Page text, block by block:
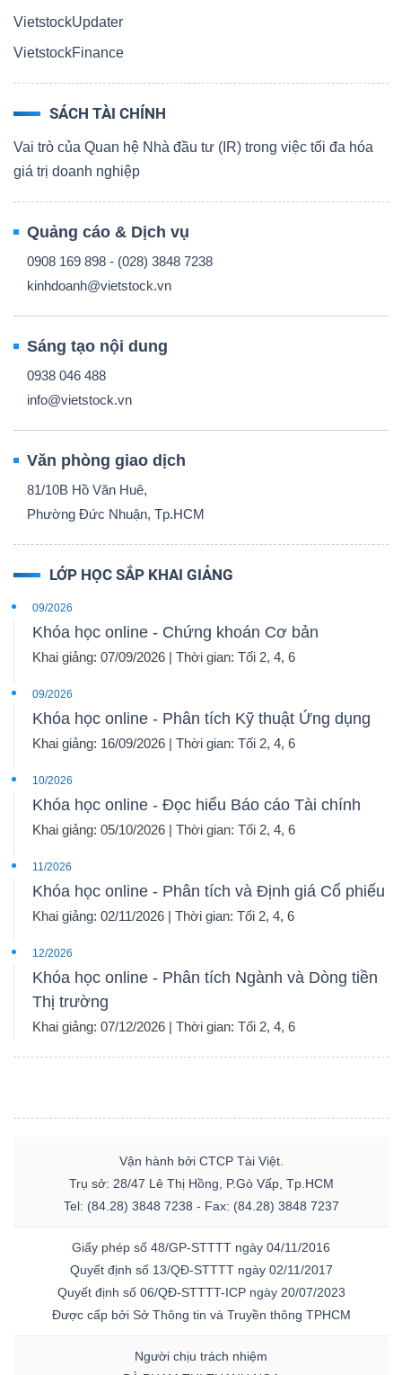
VietstockUpdater
VietstockFinance
SÁCH TÀI CHÍNH
Vai trò của Quan hệ Nhà đầu tư (IR) trong việc tối đa hóa
giá trị doanh nghiệp
Quảng cáo & Dịch vụ
0908 169 898 - (028) 3848 7238
kinhdoanh@vietstock.vn
Sáng tạo nội dung
0938 046 488
info@vietstock.vn
Văn phòng giao dịch
81/10B Hồ Văn Huê,
Phường Đức Nhuận, Tp.HCM
LỚP HỌC SẮP KHAI GIẢNG
09/2026
Khóa học online - Chứng khoán Cơ bản
Khai giảng: 07/09/2026 | Thời gian: Tối 2, 4, 6
09/2026
Khóa học online - Phân tích Kỹ thuật Ứng dụng
Khai giảng: 16/09/2026 | Thời gian: Tối 2, 4, 6
10/2026
Khóa học online - Đọc hiểu Báo cáo Tài chính
Khai giảng: 05/10/2026 | Thời gian: Tối 2, 4, 6
11/2026
Khóa học online - Phân tích và Định giá Cổ phiếu
Khai giảng: 02/11/2026 | Thời gian: Tối 2, 4, 6
12/2026
Khóa học online - Phân tích Ngành và Dòng tiền
Thị trường
Khai giảng: 07/12/2026 | Thời gian: Tối 2, 4, 6
Vận hành bởi CTCP Tài Việt.
Trụ sở: 28/47 Lê Thị Hồng, P.Gò Vấp, Tp.HCM
Tel: (84.28) 3848 7238 - Fax: (84.28) 3848 7237
Giấy phép số 48/GP-STTTT ngày 04/11/2016
Quyết định số 13/QĐ-STTTT ngày 02/11/2017
Quyết định số 06/QĐ-STTTT-ICP ngày 20/07/2023
Được cấp bởi Sở Thông tin và Truyền thông TPHCM
Người chịu trách nhiệm